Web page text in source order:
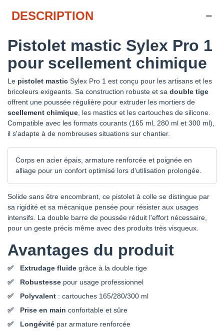
DESCRIPTION
Pistolet mastic Sylex Pro 1
pour scellement chimique
Le pistolet mastic Sylex Pro 1 est conçu pour les artisans et les
bricoleurs exigeants. Sa construction robuste et sa double tige
offrent une poussée régulière pour extruder les mortiers de
scellement chimique , les mastics et les cartouches de silicone.
Compatible avec les formats courants (165 ml, 280 ml et 300 ml),
il s'adapte à de nombreuses situations sur chantier.
Corps en acier épais, armature renforcée et poignée en
alliage pour un confort optimisé lors d'utilisation prolongée.
Solide sans être encombrant, ce pistolet à colle se distingue par
sa rigidité et sa mécanique pensée pour résister aux usages
intensifs. La double barre de poussée réduit l'effort nécessaire,
pour un geste précis même avec des produits très visqueux.
Avantages du produit
Extrudage fluide grâce à la double tige
Robustesse pour usage professionnel
Polyvalent : cartouches 165/280/300 ml
Prise en main confortable et sûre
Longévité par armature renforcée